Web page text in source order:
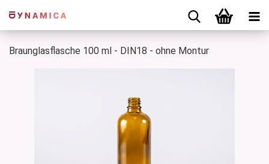
Braunglasflasche 100 ml - DIN18 - ohne Montur